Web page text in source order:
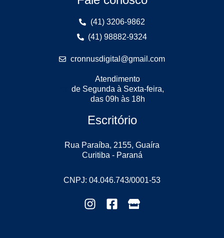
(41) 3206-9862
(41) 98882-9324
cronnusdigital@gmail.com
Atendimento
de Segunda à Sexta-feira,
das 09h às 18h
Escritório
Rua Paraíba, 2155, Guaíra
Curitiba - Paraná
CNPJ: 04.046.743/0001-53